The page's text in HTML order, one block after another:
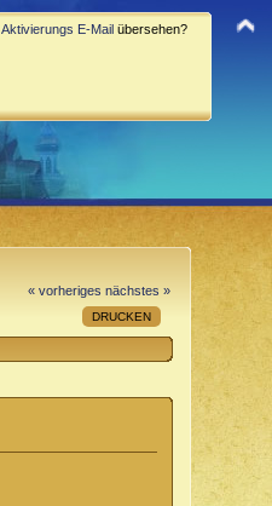
Aktivierungs E-Mail übersehen?
« vorheriges nächstes »
DRUCKEN